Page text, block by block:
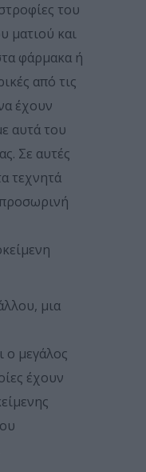
του
ματιού και
φάρμακα ή
από τις
έχουν
αυτά του
Σε αυτές
τεχνητά
μια
ο μεγάλος
έχουν